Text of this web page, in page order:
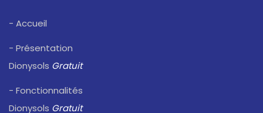
- Accueil
- Présentation
Dionysols Gratuit
- Fonctionnalités
Dionysols Gratuit